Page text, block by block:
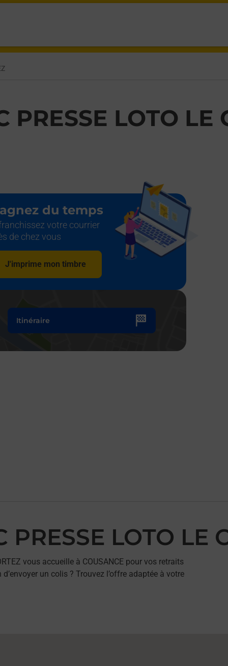
PRESSE LOTO LE
du temps
votre courrier
de chez vous
J'imprime mon timbre
Itinéraire
LOTO LE
vous accueille à COUSANCE pour vos retraits
un colis ? Trouvez l’offre adaptée à votre